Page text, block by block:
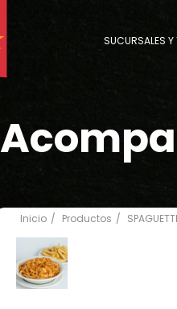
SUCURSALES Y
Inicio Productos